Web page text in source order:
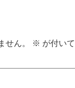
せん。 ※ が付い